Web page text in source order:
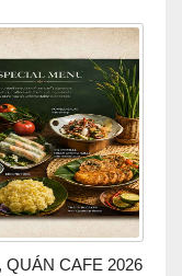
CAFE 2026